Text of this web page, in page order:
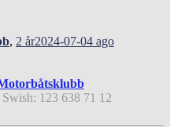
, 2 år2024-07-04 ago
123 638 71 12